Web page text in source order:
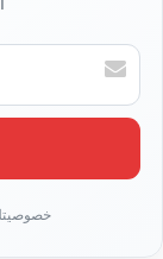
أ
خ
ل
ر